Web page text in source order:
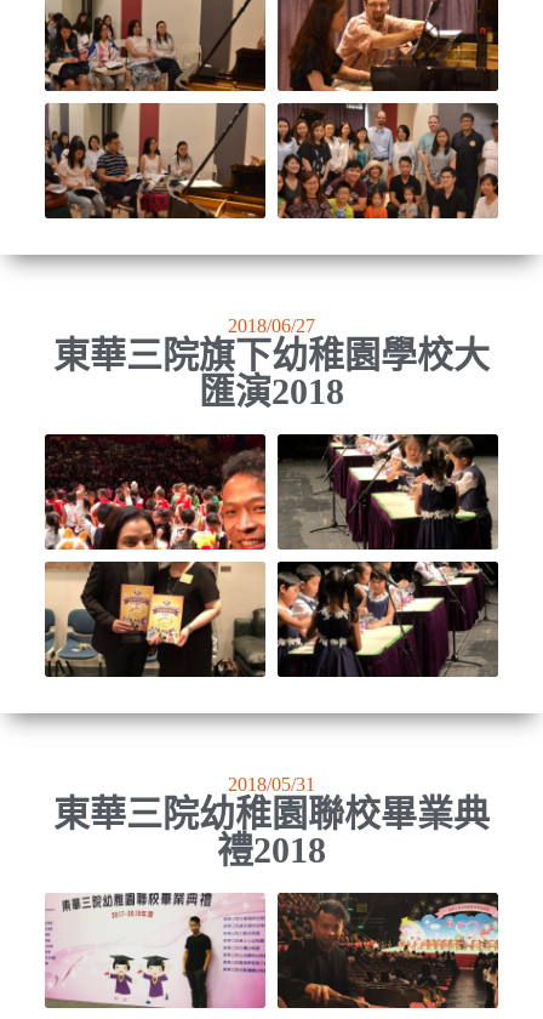
2018/06/27
東華三院旗下幼稚園學校大
匯演2018
2018/05/31
東華三院幼稚園聯校畢業典
禮2018